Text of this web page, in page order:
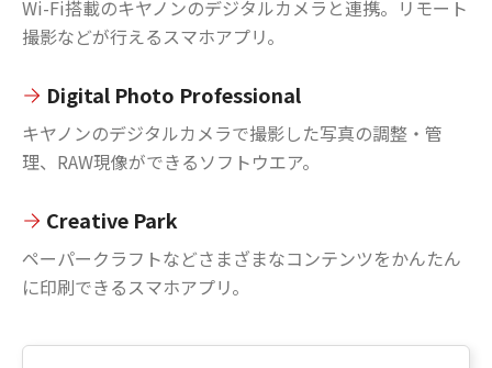
Wi-Fi搭載のキヤノンのデジタルカメラと連携。リモート
撮影などが行えるスマホアプリ。
Digital Photo Professional
キヤノンのデジタルカメラで撮影した写真の調整・管
理、RAW現像ができるソフトウエア。
Creative Park
ペーパークラフトなどさまざまなコンテンツをかんたん
に印刷できるスマホアプリ。